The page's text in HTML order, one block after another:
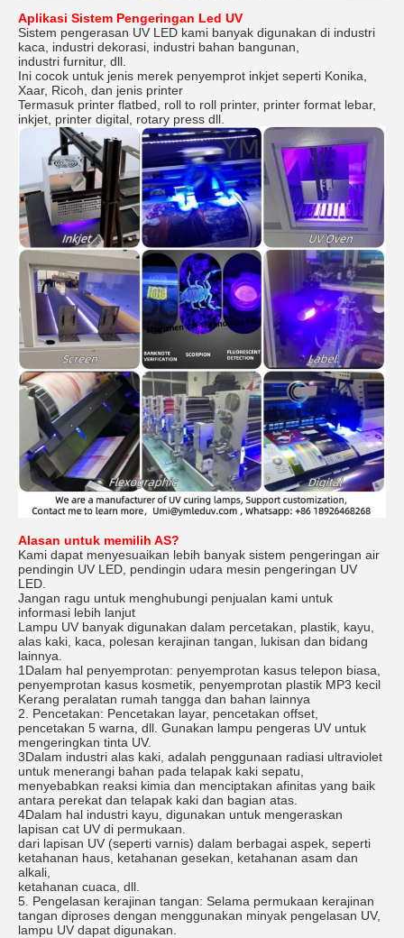
Aplikasi Sistem Pengeringan Led UV
Sistem pengerasan UV LED kami banyak digunakan di industri
kaca, industri dekorasi, industri bahan bangunan,
industri furnitur, dll.
Ini cocok untuk jenis merek penyemprot inkjet seperti Konika,
Xaar, Ricoh, dan jenis printer
Termasuk printer flatbed, roll to roll printer, printer format lebar,
inkjet, printer digital, rotary press dll.
Alasan untuk memilih AS?
Kami dapat menyesuaikan lebih banyak sistem pengeringan air
pendingin UV LED, pendingin udara mesin pengeringan UV
LED.
Jangan ragu untuk menghubungi penjualan kami untuk
informasi lebih lanjut
Lampu UV banyak digunakan dalam percetakan, plastik, kayu,
alas kaki, kaca, polesan kerajinan tangan, lukisan dan bidang
lainnya.
1Dalam hal penyemprotan: penyemprotan kasus telepon biasa,
penyemprotan kasus kosmetik, penyemprotan plastik MP3 kecil
Kerang peralatan rumah tangga dan bahan lainnya
2. Pencetakan: Pencetakan layar, pencetakan offset,
pencetakan 5 warna, dll. Gunakan lampu pengeras UV untuk
mengeringkan tinta UV.
3Dalam industri alas kaki, adalah penggunaan radiasi ultraviolet
untuk menerangi bahan pada telapak kaki sepatu,
menyebabkan reaksi kimia dan menciptakan afinitas yang baik
antara perekat dan telapak kaki dan bagian atas.
4Dalam hal industri kayu, digunakan untuk mengeraskan
lapisan cat UV di permukaan.
dari lapisan UV (seperti varnis) dalam berbagai aspek, seperti
ketahanan haus, ketahanan gesekan, ketahanan asam dan
alkali,
ketahanan cuaca, dll.
5. Pengelasan kerajinan tangan: Selama permukaan kerajinan
tangan diproses dengan menggunakan minyak pengelasan UV,
lampu UV dapat digunakan.